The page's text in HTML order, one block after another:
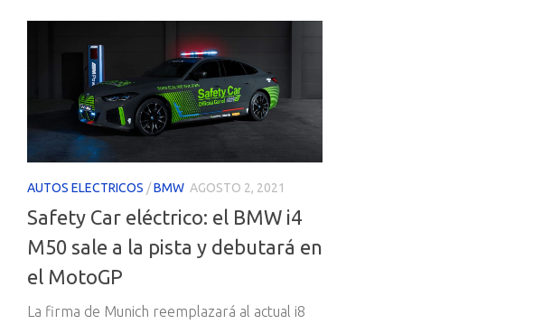
AUTOS ELECTRICOS /BMW AGOSTO 2, 2021
Safety Car eléctrico: el BMW i4
M50 sale a la pista y debutará en
el MotoGP
La firma de Munich reemplazará al actual i8